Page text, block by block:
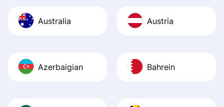
Australia Austria
Azerbaigian Bahrein